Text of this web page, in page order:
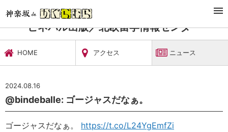
習い事・稽古 ビネバル出版／北欧留学情報センター ニュース
ビネバル出版／北欧留学情報センター
HOME アクセス ニュース
2024.08.16
@bindeballe: ゴージャスだなぁ。
ゴージャスだなぁ。 https://t.co/L24YgEmfZi